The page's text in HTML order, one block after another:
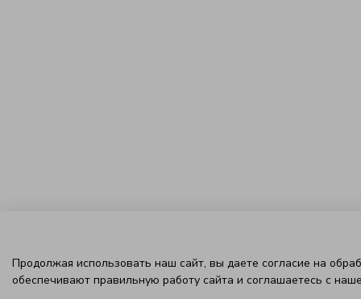
КЛИЕНТСКИЙ СЕРВИС
Продолжая использовать наш сайт, вы даете согласие на
обеспечивают правильную работу сайта и соглашаетесь с